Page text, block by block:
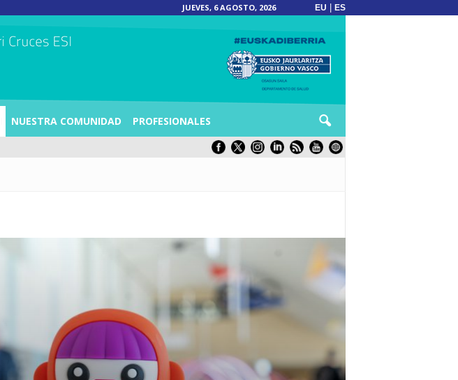
JUEVES, 6 AGOSTO, 2026 EU ES
NUESTRA COMUNIDAD PROFESIONALES